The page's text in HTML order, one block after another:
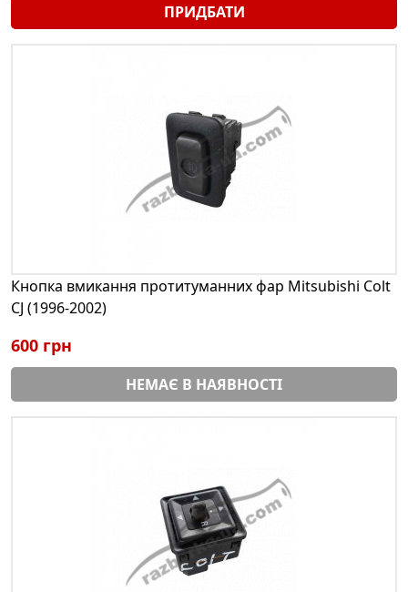
ПРИДБАТИ
Кнопка вмикання протитуманних фар Mitsubishi Colt
CJ (1996-2002)
600 грн
НЕМАЄ В НАЯВНОСТІ